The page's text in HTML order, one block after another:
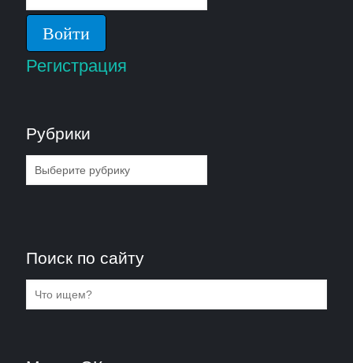
Регистрация
Рубрики
Рубрики
Поиск по сайту